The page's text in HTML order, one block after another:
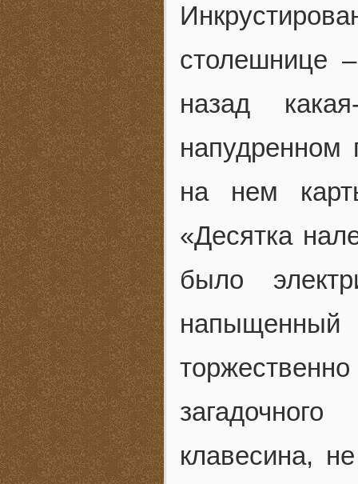
столешнице
назад
напудренном
на нем
«Десятка
было
клавесина,